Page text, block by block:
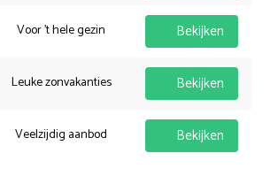
Voor 't hele gezin Bekijken
Leuke zonvakanties Bekijken
Veelzijdig aanbod Bekijken